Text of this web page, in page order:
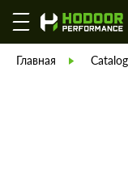
Главная